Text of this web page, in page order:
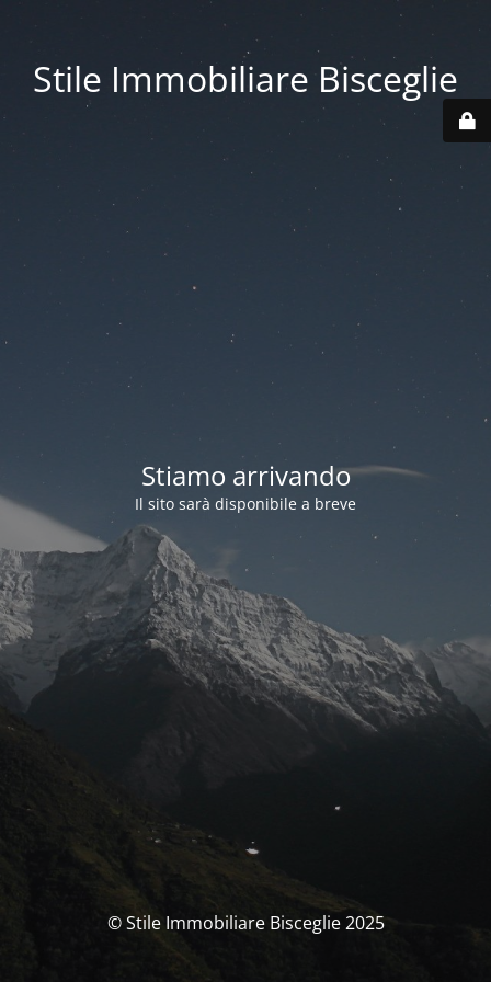
Stile Immobiliare Bisceglie
Stiamo arrivando
Il sito sarà disponibile a breve
© Stile Immobiliare Bisceglie 2025